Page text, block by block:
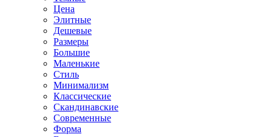
Цена
Элитные
Дешевые
Размеры
Большие
Маленькие
Стиль
Минимализм
Классические
Скандинавские
Современные
Форма